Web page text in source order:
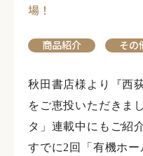
場！
商品紹介 その
秋田書店様より『西
をご恵投いただきま
タ」連載中にもご紹
すでに2回「有機ホ